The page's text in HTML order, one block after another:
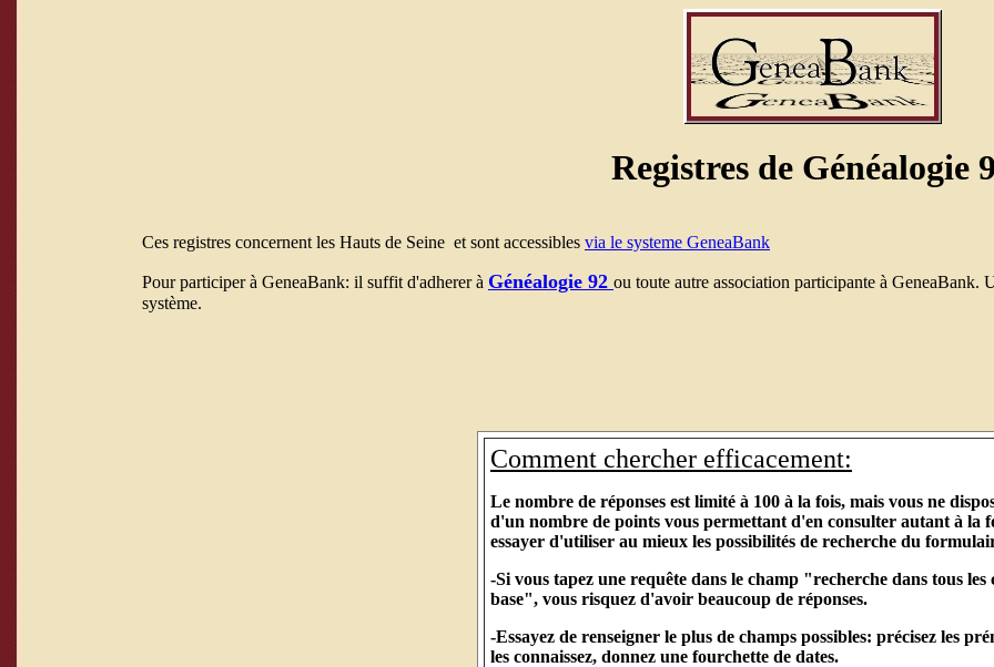
Registres de Généalogie
Ces registres concernent les Hauts de Seine et sont accessibles via le systeme GeneaBank
Pour participer à GeneaBank: il suffit d'adherer à Généalogie 92 ou toute autre association participante à GeneaBank.
système.
Comment chercher efficacement:
Le nombre de réponses est limité à 100 à la fois, mais vous ne
d'un nombre de points vous permettant d'en consulter autant à la
essayer d'utiliser au mieux les possibilités de recherche du
-Si vous tapez une requête dans le champ "recherche dans tous les
base", vous risquez d'avoir beaucoup de réponses.
-Essayez de renseigner le plus de champs possibles: précisez les
les connaissez, donnez une fourchette de dates.